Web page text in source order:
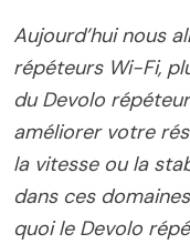
Aujourd’hui nous
répéteurs Wi-Fi,
du Devolo
améliorer votre
la vitesse ou la
dans ces
quoi le Devolo